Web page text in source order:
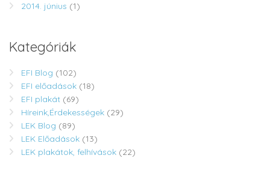
2014. június (1)
Kategóriák
EFI Blog (102)
EFI előadások (18)
EFI plakát (69)
Híreink,Érdekességek (29)
LEK Blog (89)
LEK Előadások (13)
LEK plakátok, felhívások (22)